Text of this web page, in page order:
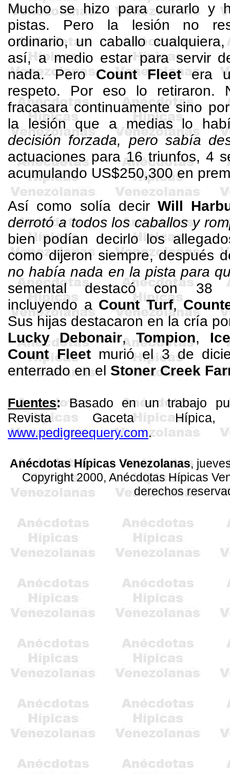
Mucho se hizo para curarlo y
pistas. Pero la lesión no
ordinario, un caballo
así, a medio estar para servir
nada. PeroCount Fleetera
respeto. Por eso lo retiraron.
fracasara continuamente sino
la lesión que a medias lo
decisión forzada, pero sabía
actuaciones para 16 triunfos, 4
acumulando US$250,300 en
Así como solía decir Will
derrotó a todos los caballos y
bien podían decirlo los
como dijeron siempre, después
no había nada en la pista para
semental destacó con 38
incluyendo a CountTurf,
Sus hijas destacaron en la cría
Lucky
Debonair,Tompion,
Count Fleetmurió el 3 de
enterrado en el StonerCreek
Fuentes:Basado en un trabajo
Revista Gaceta
www.pedigreequery.com.
Anécdotas Hípicas Venezolanas,
Copyright 2000, Anécdotas Hípicas
derechos